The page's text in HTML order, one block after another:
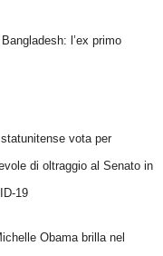
l’ex primo
vota per
di oltraggio al Senato in
19
Obama brilla nel